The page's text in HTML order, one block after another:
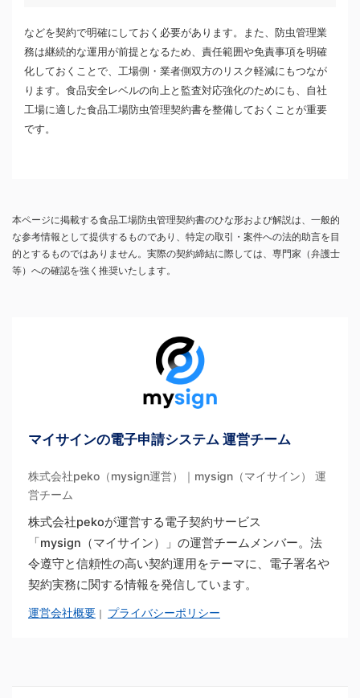
などを契約で明確にしておく必要があります。また、防虫管理業
務は継続的な運用が前提となるため、責任範囲や免責事項を明確
化しておくことで、工場側・業者側双方のリスク軽減にもつなが
ります。食品安全レベルの向上と監査対応強化のためにも、自社
工場に適した食品工場防虫管理契約書を整備しておくことが重要
です。
本ページに掲載する食品工場防虫管理契約書のひな形および解説は、一般的
な参考情報として提供するものであり、特定の取引・案件への法的助言を目
的とするものではありません。実際の契約締結に際しては、専門家（弁護士
等）への確認を強く推奨いたします。
マイサインの電子申請システム 運営チーム
株式会社peko（mysign運営）｜mysign（マイサイン） 運
営チーム
株式会社pekoが運営する電子契約サービス
「mysign（マイサイン）」の運営チームメンバー。法
令遵守と信頼性の高い契約運用をテーマに、電子署名や
契約実務に関する情報を発信しています。
運営会社概要 ｜ プライバシーポリシー